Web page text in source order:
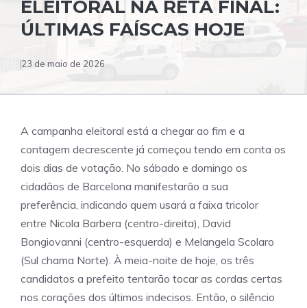
ELEITORAL NA RETA FINAL:
ÚLTIMAS FAÍSCAS HOJE
23 de maio de 2026
A campanha eleitoral está a chegar ao fim e a
contagem decrescente já começou tendo em conta os
dois dias de votação. No sábado e domingo os
cidadãos de Barcelona manifestarão a sua
preferência, indicando quem usará a faixa tricolor
entre Nicola Barbera (centro-direita), David
Bongiovanni (centro-esquerda) e Melangela Scolaro
(Sul chama Norte). À meia-noite de hoje, os três
candidatos a prefeito tentarão tocar as cordas certas
nos corações dos últimos indecisos. Então, o silêncio